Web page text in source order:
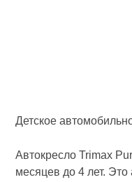
Детское
Автокресло Trimax
месяцев до 4 лет.